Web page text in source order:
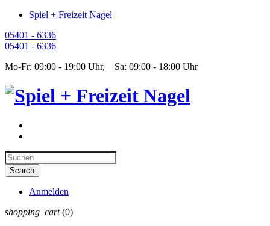
Spiel + Freizeit Nagel
05401 - 6336
05401 - 6336
Mo-Fr: 09:00 - 19:00 Uhr, Sa: 09:00 - 18:00 Uhr
Anmelden
shopping_cart (0)